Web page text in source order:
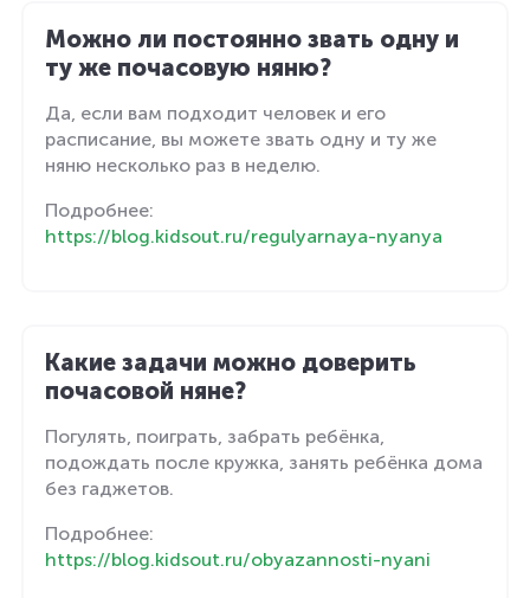
Можно ли постоянно звать одну и
ту же почасовую няню?
Да, если вам подходит человек и его
расписание, вы можете звать одну и ту же
няню несколько раз в неделю.
Подробнее:
https://blog.kidsout.ru/regulyarnaya-nyanya
Какие задачи можно доверить
почасовой няне?
Погулять, поиграть, забрать ребёнка,
подождать после кружка, занять ребёнка дома
без гаджетов.
Подробнее:
https://blog.kidsout.ru/obyazannosti-nyani